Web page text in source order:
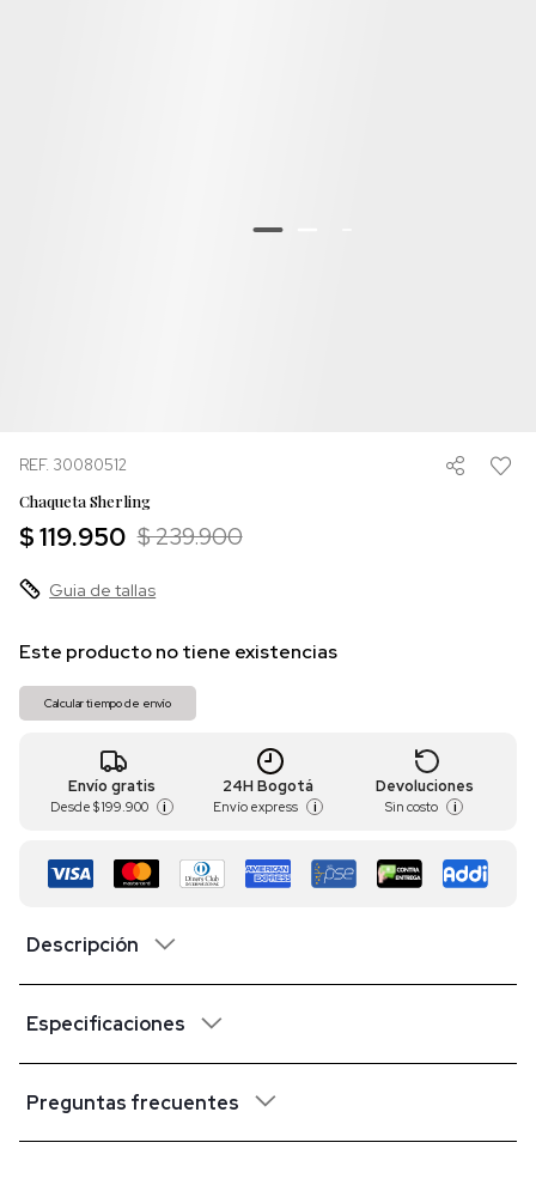
REF. 30080512
Chaqueta Sherling
$ 119.950 $ 239.900
Guia de tallas
Este producto no tiene existencias
Calcular tiempo de envío
Envío gratis
Desde $ 199.900 i
24H Bogotá
Envío express i
Devoluciones
Sin costo i
Descripción
Especificaciones
Preguntas frecuentes